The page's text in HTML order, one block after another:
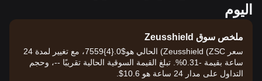
اليوم
ملخص سوق Zeusshield
سعر Zeusshield (ZSC) الحالي هو$0.{​4}7559، مع تغيير لمدة 24
ساعة بقيمة -0.31%. تبلغ القيمة السوقية الحالية تقريبًا --، وحجم
التداول على مدار 24 ساعة هو 10.6$.